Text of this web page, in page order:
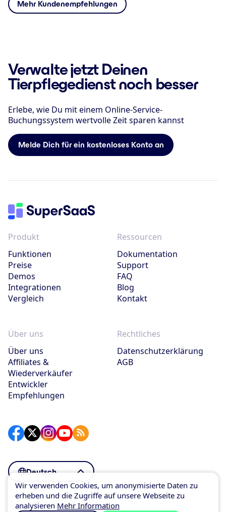
Mehr Kundenempfehlungen
Verwalte jetzt Deinen
Tierpflegedienst noch besser
Erlebe, wie Du mit einem Online-Service-
Buchungssystem wertvolle Zeit sparen kannst
Melde Dich für ein kostenloses Konto an
Wir verwenden Cookies, um anonymisierte Daten zu
erheben und die Zugriffe auf unsere Webseite zu
analysieren Mehr Information
Produkt
Funktionen
Preise
Demos
Integrationen
Vergleich
Ressourcen
Dokumentation
Support
FAQ
Blog
Kontakt
Über uns
Über uns
Affiliates &
Wiederverkäufer
Entwickler
Empfehlungen
Rechtliches
Datenschutzerklärung
AGB
Deutsch
© SuperSaaS 2007–2026